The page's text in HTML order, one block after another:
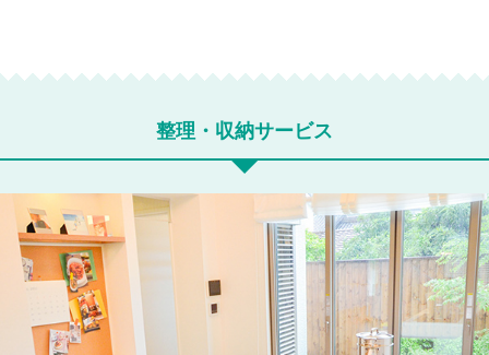
整理・収納サービス